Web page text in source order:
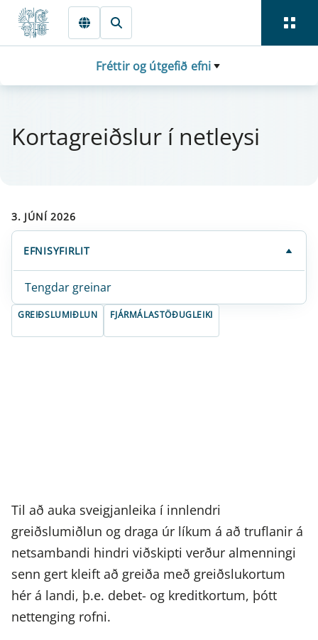
Fara beint í Meginmál
Fréttir og útgefið efni
Kor­ta­greiðsl­ur í net­leysi
3. JÚNÍ 2026
EFNISYFIRLIT
Tengdar greinar
GREIÐSLUMIÐLUN FJÁRMÁLASTÖÐUGLEIKI
Til að auka sveigjanleika í innlendri
greiðslumiðlun og draga úr líkum á að truflanir á
netsambandi hindri viðskipti verður almenningi
senn gert kleift að greiða með greiðslukortum
hér á landi, þ.e. debet- og kreditkortum, þótt
nettenging rofni.